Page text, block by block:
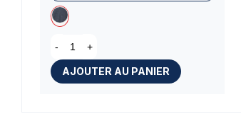
- +
AJOUTER AU PANIER